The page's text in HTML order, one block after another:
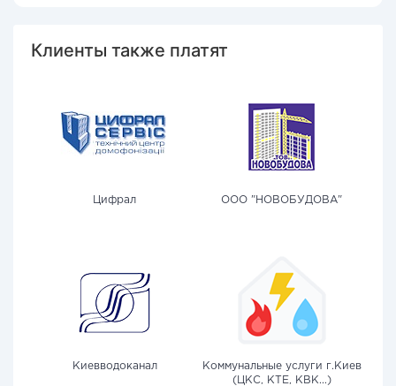
Клиенты также платят
Цифрал ООО "НОВОБУДОВА"
Киевводоканал
Коммунальные услуги г.Киев
(ЦКС, КТЕ, КВК...)